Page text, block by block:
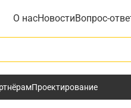
О насНовостиВопрос-
Проектирование